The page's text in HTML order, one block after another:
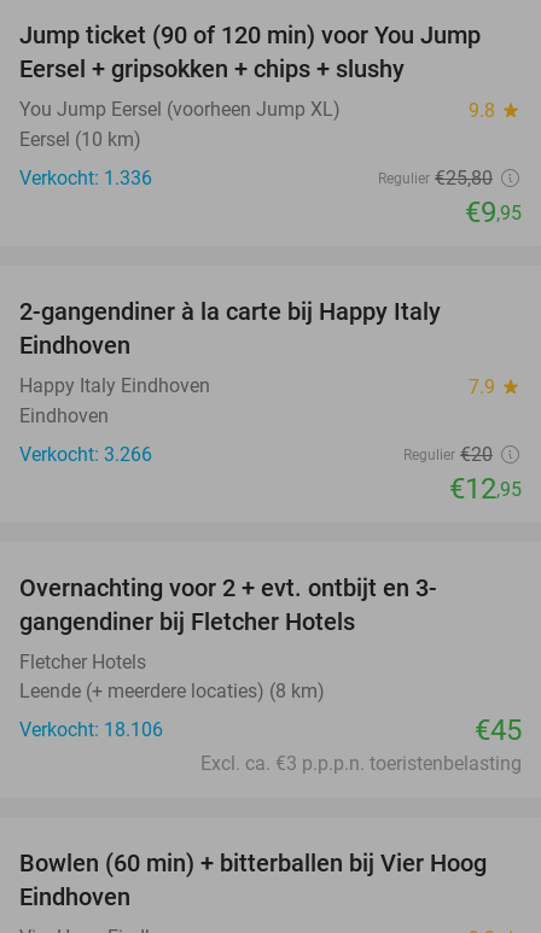
61%
Jump ticket (90 of 120 min) voor You Jump
Eersel + gripsokken + chips + slushy
You Jump Eersel (voorheen Jump XL) 9.8 star
Eersel (10 km)
Verkocht: 1.336
Regulier €25,80
€9,95
2-gangendiner à la carte bij Happy Italy
Eindhoven
Happy Italy Eindhoven 7.9 star
Eindhoven
Verkocht: 3.266
Regulier €20
€12,95
Overnachting voor 2 + evt. ontbijt en 3-
gangendiner bij Fletcher Hotels
Fletcher Hotels
Leende (+ meerdere locaties) (8 km)
Verkocht: 18.106
€45
Excl. ca. €3 p.p.p.n. toeristenbelasting
37%
Bowlen (60 min) + bitterballen bij Vier Hoog
Eindhoven